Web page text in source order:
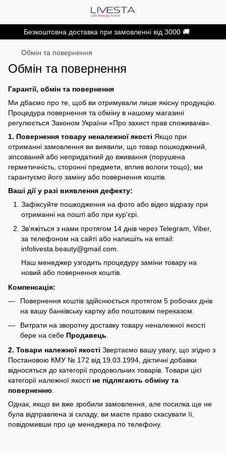
Безкоштовна доставка при замовленні від 3000 🚚
Обмін та повернення
Обмін та повернення
Гарантії, обмін та повернення
Ми дбаємо про те, щоб ви отримували лише якісну продукцію.
Процедура повернення та обміну в нашому магазині
регулюється Законом України «Про захист прав споживачів».
1. Повернення товару неналежної якості Якщо при
отриманні замовлення ви виявили, що товар пошкоджений,
зіпсований або непридатний до вживання (порушена
герметичність, сторонні предмети, вплив вологи тощо), ми
гарантуємо його заміну або повернення коштів.
Ваші дії у разі виявлення дефекту:
Зафіксуйте пошкодження на фото або відео відразу при
отриманні на пошті або при кур'єрі.
Зв’яжіться з нами протягом 14 днів через Telegram, Viber,
за телефоном на сайті або напишіть на email:
infolivesta.beauty@gmail.com.
Наш менеджер узгодить процедуру заміни товару на
новий або повернення коштів.
Компенсація:
Повернення коштів здійснюється протягом 5 робочих днів
на вашу банківську картку або поштовим переказом.
Витрати на зворотну доставку товару неналежної якості
бере на себе Продавець
2. Товари належної якості Звертаємо вашу увагу, що згідно з
Постановою КМУ № 172 від 19.03.1994, дієтичні добавки
відносяться до категорії продовольчих товарів. Товари цієї
категорії належної якості не підлягають обміну та
поверненню
Однак, якщо ви вже зробили замовлення, але посилка ще не
була відправлена зі складу, ви маєте право скасувати її,
повідомивши про це менеджера по телефону.